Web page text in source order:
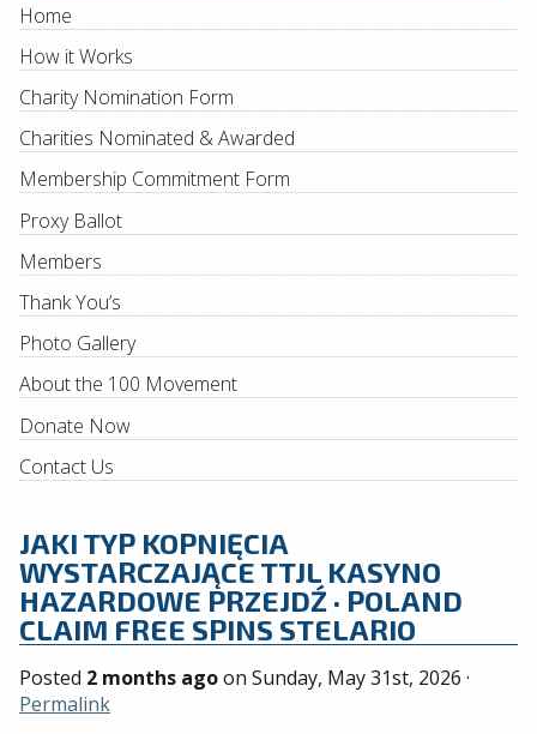
Home
How it Works
Charity Nomination Form
Charities Nominated & Awarded
Membership Commitment Form
Proxy Ballot
Members
Thank You’s
Photo Gallery
About the 100 Movement
Donate Now
Contact Us
JAKI TYP KOPNIĘCIA
WYSTARCZAJĄCE TTJL KASYNO
HAZARDOWE PRZEJDŹ · POLAND
CLAIM FREE SPINS STELARIO
Posted 2 months agoon Sunday, May 31st, 2026 ·
Permalink